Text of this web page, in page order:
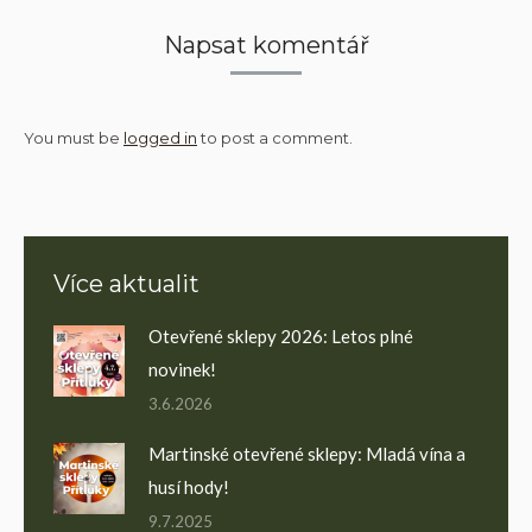
Napsat komentář
You must be logged into post a comment.
Více aktualit
Otevřené sklepy 2026: Letos plné
novinek!
3.6.2026
Martinské otevřené sklepy: Mladá vína a
husí hody!
9.7.2025